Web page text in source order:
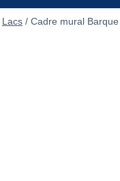
Lacs / Cadre mural